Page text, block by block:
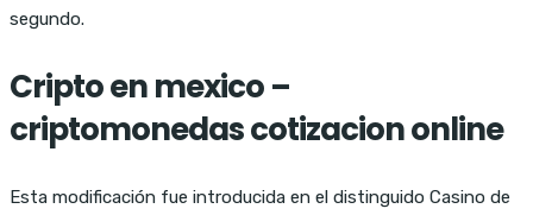
segundo.
Cripto en mexico –
criptomonedas cotizacion online
Esta modificación fue introducida en el distinguido Casino de